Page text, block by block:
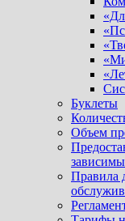
Буклеты
Объем
Правила